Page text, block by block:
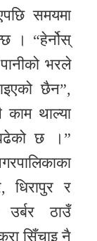
समयमा
। “हेर्नोस्
भरले
छैन”,
थाल्या
छ ।”
धिरापुर र
उर्बर ठाउँ
सिँचाइ नै